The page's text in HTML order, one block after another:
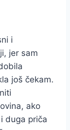
i
jer sam
još čekam.
ako
duga priča